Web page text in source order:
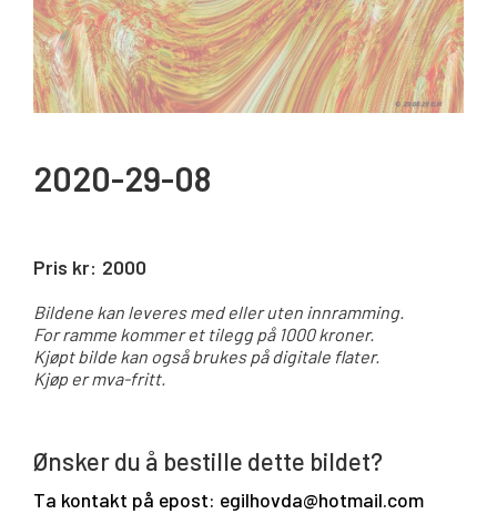
2020-29-08
Pris kr: 2000
Bildene kan leveres med eller uten innramming.
For ramme kommer et tilegg på 1000 kroner.
Kjøpt bilde kan også brukes på digitale flater.
Kjøp er mva-fritt.
Ønsker du å bestille dette bildet?
Ta kontakt på epost: egilhovda@hotmail.com